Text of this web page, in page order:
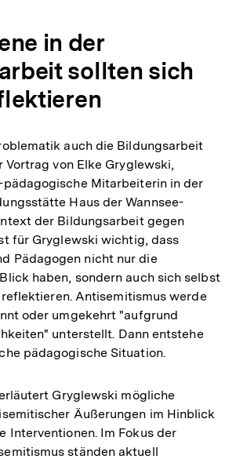
in der
sollten sich
auch die Bildungsarbeit
von Elke Gryglewski,
Mitarbeiterin in der
Haus der Wannsee-
der Bildungsarbeit gegen
für Gryglewski wichtig, dass
Pädagogen nicht nur die
haben, sondern auch sich selbst
Antisemitismus werde
oder umgekehrt "aufgrund
unterstellt. Dann entstehe
pädagogische Situation.
Gryglewski mögliche
Äußerungen im Hinblick
Interventionen. Im Fokus der
ständen aktuell